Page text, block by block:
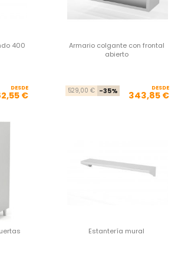
400
Precio base
Precio
DESDE
€
Armario colgante con frontal
abierto
529,00 € -35% DESDE
343,85 €
Estantería mural